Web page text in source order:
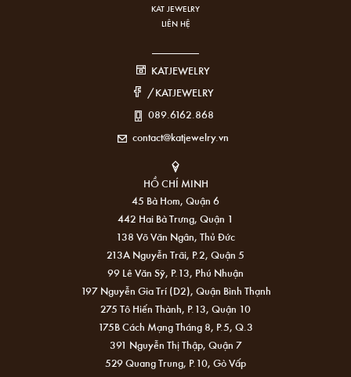
KAT JEWELRY
LIÊN HỆ
KATJEWELRY
/KATJEWELRY
089.6162.868
contact@katjewelry.vn
HỒ CHÍ MINH
45 Bà Hom, Quận 6
442 Hai Bà Trưng, Quận 1
138 Võ Văn Ngân, Thủ Đức
213A Nguyễn Trãi, P.2, Quận 5
99 Lê Văn Sỹ, P.13, Phú Nhuận
197 Nguyễn Gia Trí (D2), Quận Bình Thạnh
275 Tô Hiến Thành, P.13, Quận 10
175B Cách Mạng Tháng 8, P.5, Q.3
391 Nguyễn Thị Thập, Quận 7
529 Quang Trung, P.10, Gò Vấp